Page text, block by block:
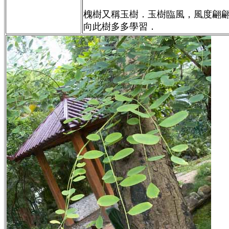
槐樹又稱玉樹．玉樹臨風，風度翩
向此樹多多學習．